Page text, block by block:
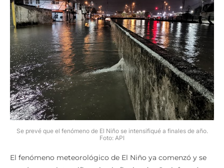
Se prevé que el fenómeno de El Niño se intensifiqué a finales de año.
Foto: API
El fenómeno meteorológico de El Niño ya comenzó y se